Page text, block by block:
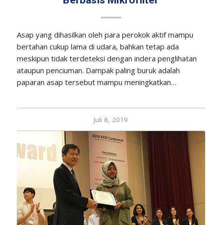
Asap yang dihasilkan oleh para perokok aktif mampu
bertahan cukup lama di udara, bahkan tetap ada
meskipun tidak terdeteksi dengan indera penglihatan
ataupun penciuman. Dampak paling buruk adalah
paparan asap tersebut mampu meningkatkan…
Juli 8, 2019